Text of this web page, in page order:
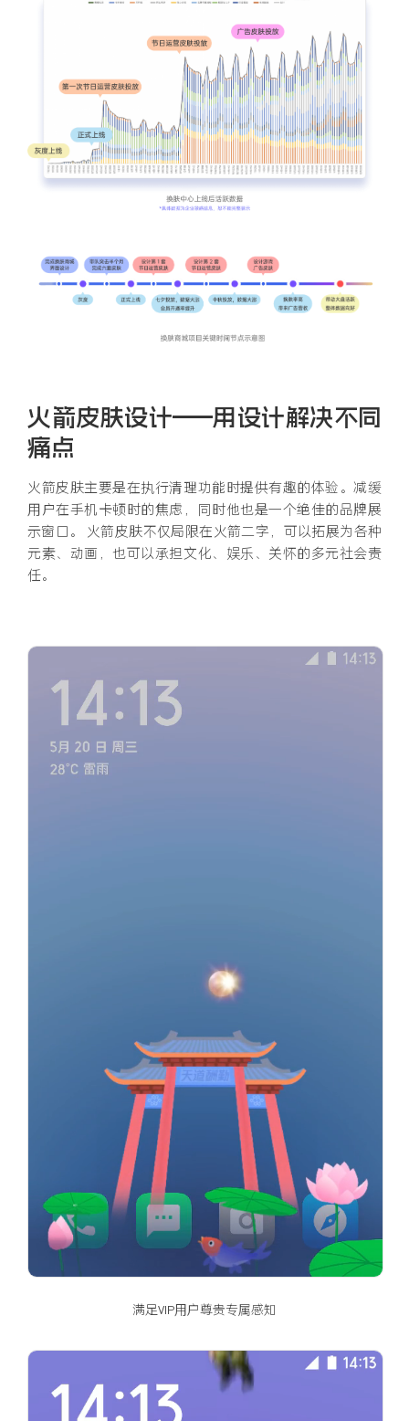
火箭皮肤设计——用设计解决不同
痛点
火箭皮肤主要是在执行清理功能时提供有趣的体验。减缓
用户在手机卡顿时的焦虑，同时他也是一个绝佳的品牌展
示窗口。 火箭皮肤不仅局限在火箭二字，可以拓展为各种
元素、动画，也可以承担文化、娱乐、关怀的多元社会责
任。
满足VIP用户尊贵专属感知